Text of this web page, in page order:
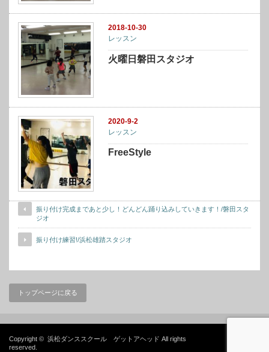
2018-10-30
レッスン
火曜日磐田スタジオ
2020-9-2
レッスン
FreeStyle
振り付け完成まであと少し！どんどん踊り込みしていきます！/磐田スタ
ジオ
振り付け練習!/浜松雄踏スタジオ
トップページに戻る
Copyright © 浜松ダンススクール ゲットアヘッド All rights
reserved.